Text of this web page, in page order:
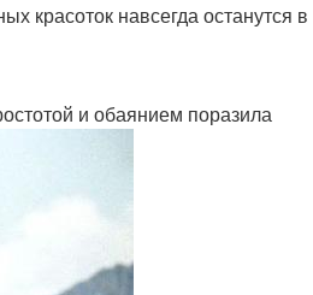
красоток навсегда останутся в
и обаянием поразила